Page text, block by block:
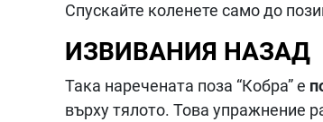
Спускайте коленете само до
ИЗВИВАНИЯ НАЗАД
Така наречената поза “Кобра” е
върху тялото. Това упражнение